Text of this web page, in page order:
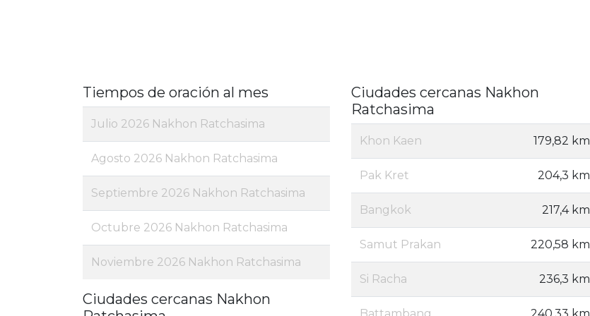
Tiempos de oración al mes
Julio 2026 Nakhon Ratchasima
Agosto 2026 Nakhon Ratchasima
Septiembre 2026 Nakhon Ratchasima
Octubre 2026 Nakhon Ratchasima
Noviembre 2026 Nakhon Ratchasima
Ciudades cercanas Nakhon
Ciudades cercanas Nakhon
Ratchasima
Khon Kaen 179,82 km
Pak Kret 204,3 km
Bangkok 217,4 km
Samut Prakan 220,58 km
Si Racha 236,3 km
Battambang 240,33 km